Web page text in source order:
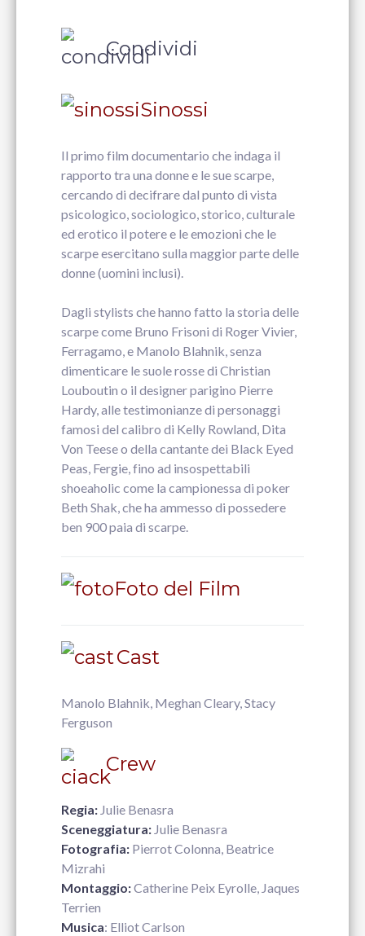
Condividi
Sinossi
Il primo film documentario che indaga il
rapporto tra una donne e le sue scarpe,
cercando di decifrare dal punto di vista
psicologico, sociologico, storico, culturale
ed erotico il potere e le emozioni che le
scarpe esercitano sulla maggior parte delle
donne (uomini inclusi).
Dagli stylists che hanno fatto la storia delle
scarpe come Bruno Frisoni di Roger Vivier,
Ferragamo, e Manolo Blahnik, senza
dimenticare le suole rosse di Christian
Louboutin o il designer parigino Pierre
Hardy, alle testimonianze di personaggi
famosi del calibro di Kelly Rowland, Dita
Von Teese o della cantante dei Black Eyed
Peas, Fergie, fino ad insospettabili
shoeaholic come la campionessa di poker
Beth Shak, che ha ammesso di possedere
ben 900 paia di scarpe.
Foto del Film
Cast
Manolo Blahnik, Meghan Cleary, Stacy
Ferguson
Crew
Regia: Julie Benasra
Sceneggiatura: Julie Benasra
Fotografia: Pierrot Colonna, Beatrice
Mizrahi
Montaggio:Catherine Peix Eyrolle, Jaques
Terrien
Musica: Elliot Carlson